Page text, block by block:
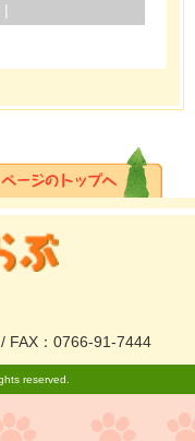
|
FAX：0766-91-7444
reserved.